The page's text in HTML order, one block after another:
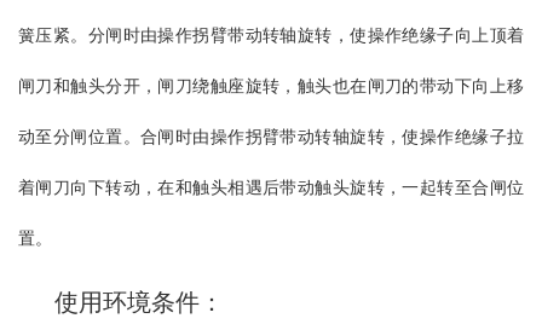
簧压紧。分闸时由操作拐臂带动转轴旋转，使操作绝缘子向上顶着
闸刀和触头分开，闸刀绕触座旋转，触头也在闸刀的带动下向上移
动至分闸位置。合闸时由操作拐臂带动转轴旋转，使操作绝缘子拉
着闸刀向下转动，在和触头相遇后带动触头旋转，一起转至合闸位
置。
使用环境条件：